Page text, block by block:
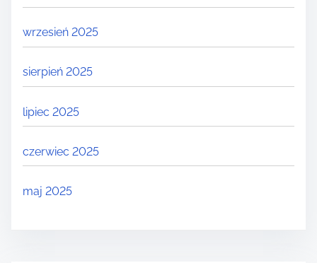
wrzesień 2025
sierpień 2025
lipiec 2025
czerwiec 2025
maj 2025